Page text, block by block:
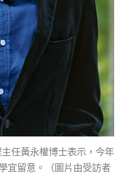
任黃永權博士表示，今年
宜留意。（圖片由受訪者